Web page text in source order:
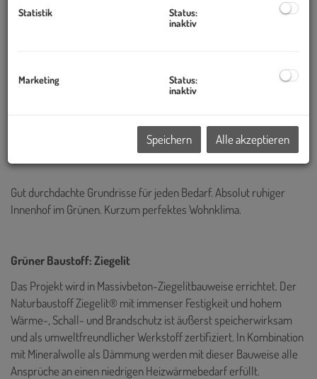
elektr. Außenjalousie
bodentiefe Fenster
Badezimmer nach IHREM Wunsch
Gut durchdachte Grundrisse für jeden Bedarf. Absolut ruhiger
Innenhof im Grünen. Kurzum perfektes Wohnklima.
Grüner Baustoff: Ziegelit
Das Projekt wird in Massivbeton-Ziegelitbauweise errichtet. Der
Naturbaustoff Ziegelit® mit immenser Festigkeit und hohem
Wärme-, Schall- und Brandschutz ist äußerst speicherwirksam
und als umweltfreundlicher Werkstoff zertifiziert. In Kombination
mit Mineralwolle als Dämmung werden mit dieser Bauweise alle
Ansprüche an einen niedrigen Heizwärmebedarf erfüllt.
Statistik
Status:
inaktiv
Marketing
Status:
inaktiv
Speichern Alle akzeptieren